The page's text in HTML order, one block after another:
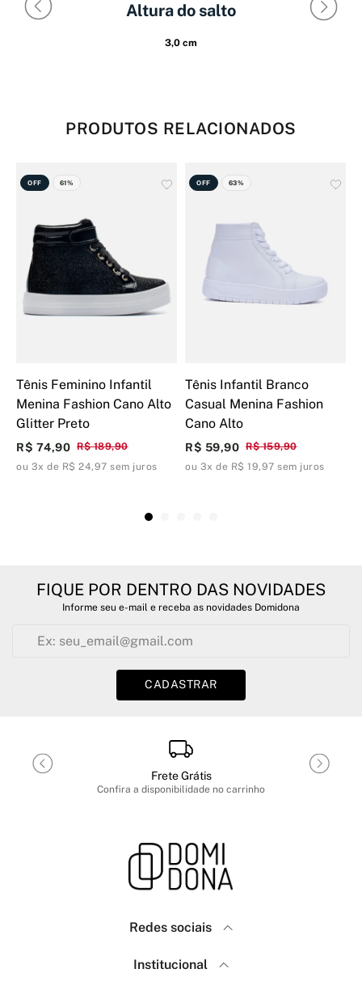
Altura do salto
3,0 cm
PRODUTOS RELACIONADOS
OFF 61%
Tênis Feminino Infantil
Menina Fashion Cano Alto
Glitter Preto
R$ 189,90
R$ 74,90
ou 3x de R$ 24,97 sem juros
OFF 63%
Tênis Infantil Branco
Casual Menina Fashion
Cano Alto
R$ 159,90
R$ 59,90
ou 3x de R$ 19,97 sem juros
FIQUE POR DENTRO DAS NOVIDADES
Informe seu e-mail e receba as novidades Domidona
CADASTRAR
Frete Grátis
Confira a disponibilidade no carrinho
Redes sociais
Institucional